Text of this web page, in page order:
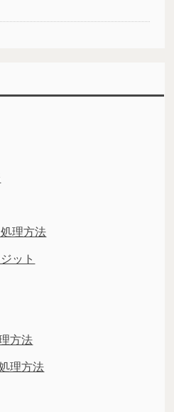
理方法
ット
方法
理方法